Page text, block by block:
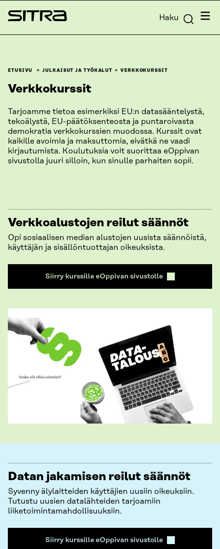
Siirry
suoraan
Sitra Haku
ETUSIVU JULKAISUT JA TYÖKALUT VERKKOKURSSIT
Verkkokurssit
Tarjoamme tietoa esimerkiksi EU:n datasääntelystä,
tekoälystä, EU-päätöksenteosta ja puntaroivasta
demokratia verkkokurssien muodossa. Kurssit ovat
kaikille avoimia ja maksuttomia, eivätkä ne vaadi
kirjautumista. Koulutuksia voit suorittaa eOppivan
sivustolla juuri silloin, kun sinulle parhaiten sopii.
Verkkoalustojen reilut säännöt
Opi sosiaalisen median alustojen uusista säännöistä,
käyttäjän ja sisällöntuottajan oikeuksista.
Siirry kurssille eOppivan sivustolle
Datan jakamisen reilut säännöt
Syvenny älylaitteiden käyttäjien uusiin oikeuksiin.
Tutustu uusien datalähteiden tarjoamiin
liiketoimintamahdollisuuksiin.
Siirry kurssille eOppivan sivustolle